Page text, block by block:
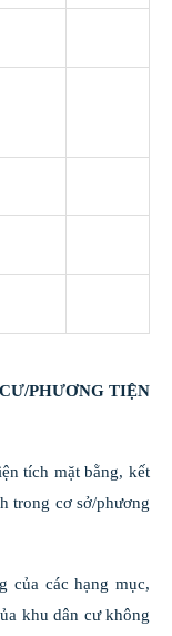
PHƯƠNG TIỆN
tích mặt bằng, kết
trong cơ sở/phương
của các hạng mục,
khu dân cư không